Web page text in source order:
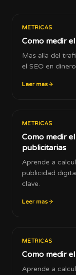
METRICAS
Como medir
Mas alla del
el SEO en
Leer mas
METRICAS
Como medir
publicitarias
Aprende a
publicidad
clave.
Leer mas
METRICAS
Como medir
Aprende a